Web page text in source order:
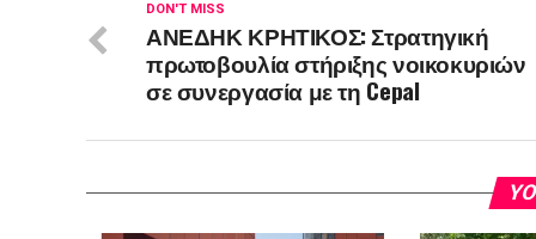
DON'T MISS
ΑΝΕΔΗΚ ΚΡΗΤΙΚΟΣ: Στρατηγική
πρωτοβουλία στήριξης νοικοκυριών
σε συνεργασία με τη Cepal